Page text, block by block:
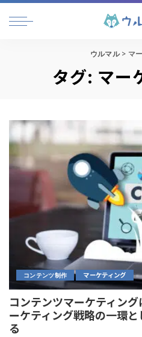
ウルマル> マ
タグ: マー
コンテンツ制作 マーケティング
コンテンツマーケティン
ーケティング戦略の一環
る